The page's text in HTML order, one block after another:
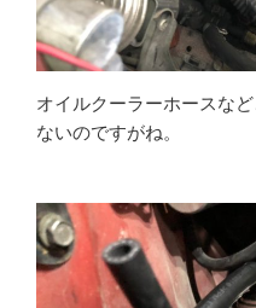
オイルクーラーホースな
ないのですがね。